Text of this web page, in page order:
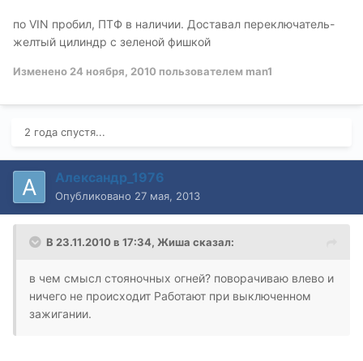
по VIN пробил, ПТФ в наличии. Доставал переключатель-
желтый цилиндр с зеленой фишкой
Изменено 24 ноября, 2010 пользователем man1
2 года спустя...
Александр_1976
Опубликовано 27 мая, 2013
В 23.11.2010 в 17:34, Жиша сказал:
в чем смысл стояночных огней? поворачиваю влево и
ничего не происходит Работают при выключенном
зажигании.